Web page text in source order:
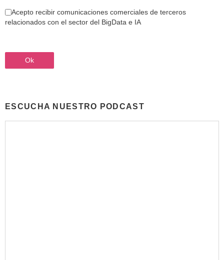
Acepto recibir comunicaciones comerciales de terceros
relacionados con el sector del BigData e IA
ESCUCHA NUESTRO PODCAST